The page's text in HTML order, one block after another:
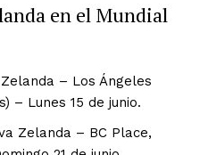
en el Mundial
– Los Ángeles
– Lunes 15 de junio.
Zelanda – BC Place,